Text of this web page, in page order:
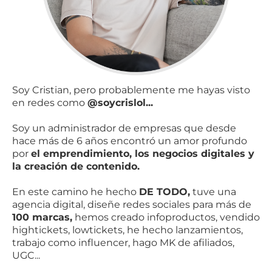
Soy Cristian, pero probablemente me hayas visto
en redes como @soycrislol...
Soy un administrador de empresas que desde
hace más de 6 años encontró un amor profundo
por el emprendimiento, los negocios digitales y
la creación de contenido.
En este camino he hecho DE TODO, tuve una
agencia digital, diseñe redes sociales para más de
100 marcas, hemos creado infoproductos, vendido
hightickets, lowtickets, he hecho lanzamientos,
trabajo como influencer, hago MK de afiliados,
UGC...